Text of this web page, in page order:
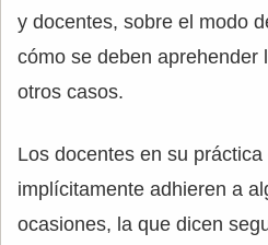
y docentes, sobre el modo
cómo se deben aprehender
otros casos.
Los docentes en su
implícitamente adhieren a
ocasiones, la que dicen